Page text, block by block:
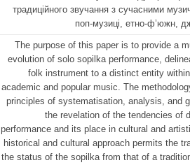
традиційного звучання з сучасними
поп-музиці, етно-ф’южн,
The purpose of this paper is to provide a
evolution of solo sopilka performance,
folk instrument to a distinct entity
academic and popular music. The
principles of systematisation, analysis, and
the revelation of the tendencies of
performance and its place in cultural and
historical and cultural approach permits the
the status of the sopilka from that of a